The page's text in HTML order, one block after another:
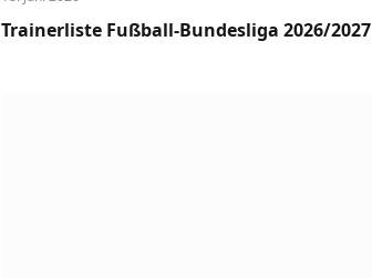
Trainerliste Fußball-Bundesliga 2026/2027